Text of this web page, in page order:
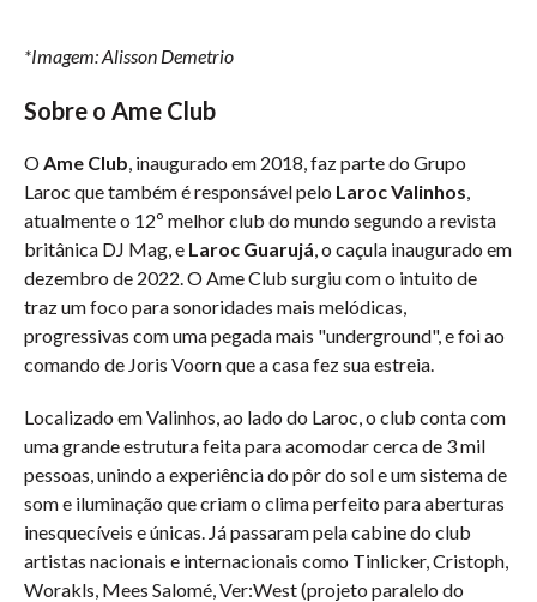
*Imagem: Alisson Demetrio
Sobre o Ame Club
OAme Club, inaugurado em 2018, faz parte do Grupo
Laroc que também é responsável pelo Laroc Valinhos,
atualmente o 12º melhor club do mundo segundo a revista
britânica DJ Mag, e Laroc Guarujá, o caçula inaugurado em
dezembro de 2022. O Ame Club surgiu com o intuito de
traz um foco para sonoridades mais melódicas,
progressivas com uma pegada mais "underground", e foi ao
comando de Joris Voorn que a casa fez sua estreia.
Localizado em Valinhos, ao lado do Laroc, o club conta com
uma grande estrutura feita para acomodar cerca de 3 mil
pessoas, unindo a experiência do pôr do sol e um sistema de
som e iluminação que criam o clima perfeito para aberturas
inesquecíveis e únicas. Já passaram pela cabine do club
artistas nacionais e internacionais como Tinlicker, Cristoph,
Worakls, Mees Salomé, Ver:West (projeto paralelo do